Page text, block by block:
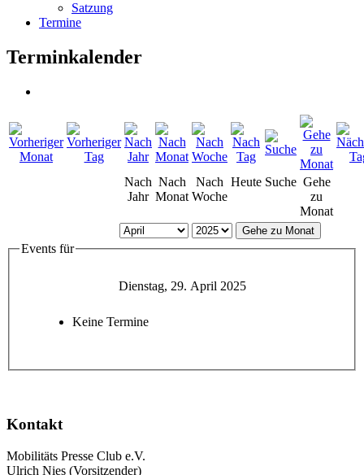
Satzung
Termine
Terminkalender
Nach
Jahr
Nach
Monat
Nach
Woche
Heute Suche Gehe
zu
Monat
Gehe zu Monat
Events für
Dienstag, 29. April 2025
Keine Termine
Kontakt
Mobilitäts Presse Club e.V.
Ulrich Nies (Vorsitzender)